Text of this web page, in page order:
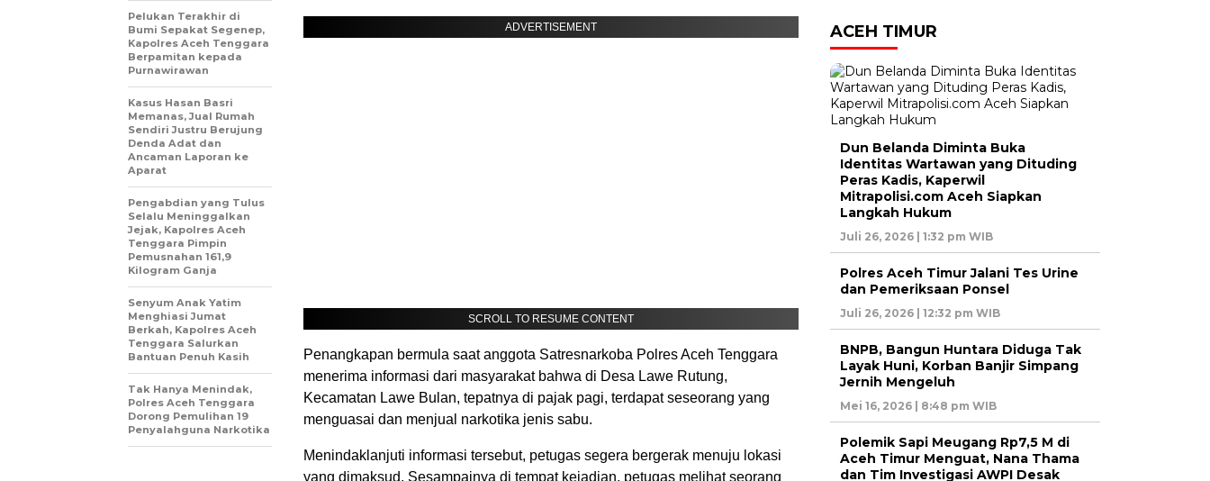
ADVERTISEMENT
SCROLL TO RESUME CONTENT
Penangkapan bermula saat anggota Satresnarkoba Polres Aceh Tenggara
menerima informasi dari masyarakat bahwa di Desa Lawe Rutung,
Kecamatan Lawe Bulan, tepatnya di pajak pagi, terdapat seseorang yang
menguasai dan menjual narkotika jenis sabu.
Menindaklanjuti informasi tersebut, petugas segera bergerak menuju lokasi
yang dimaksud. Sesampainya di tempat kejadian, petugas melihat seorang
Pelukan Terakhir di
Bumi Sepakat Segenep,
Kapolres Aceh Tenggara
Berpamitan kepada
Purnawirawan
Kasus Hasan Basri
Memanas, Jual Rumah
Sendiri Justru Berujung
Denda Adat dan
Ancaman Laporan ke
Aparat
Pengabdian yang Tulus
Selalu Meninggalkan
Jejak, Kapolres Aceh
Tenggara Pimpin
Pemusnahan 161,9
Kilogram Ganja
Senyum Anak Yatim
Menghiasi Jumat
Berkah, Kapolres Aceh
Tenggara Salurkan
Bantuan Penuh Kasih
Tak Hanya Menindak,
Polres Aceh Tenggara
Dorong Pemulihan 19
Penyalahguna Narkotika
ACEH TIMUR
Dun Belanda Diminta Buka
Identitas Wartawan yang Dituding
Peras Kadis, Kaperwil
Mitrapolisi.com Aceh Siapkan
Langkah Hukum
Juli 26, 2026 | 1:32 pm WIB
Polres Aceh Timur Jalani Tes Urine
dan Pemeriksaan Ponsel
Juli 26, 2026 | 12:32 pm WIB
BNPB, Bangun Huntara Diduga Tak
Layak Huni, Korban Banjir Simpang
Jernih Mengeluh
Mei 16, 2026 | 8:48 pm WIB
Polemik Sapi Meugang Rp7,5 M di
Aceh Timur Menguat, Nana Thama
dan Tim Investigasi AWPI Desak